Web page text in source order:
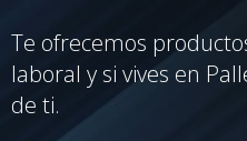
Te ofrecemos
laboral y si vives en
de ti.